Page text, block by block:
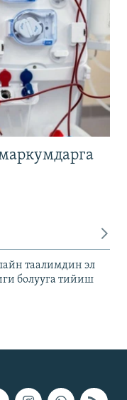
таалимдин эл
болууга тийиш